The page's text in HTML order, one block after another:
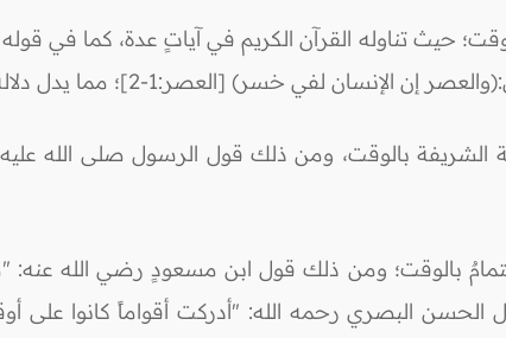
[العصر:1-2]؛ مما يدل دلالةً واضحة، لا تشوبها شائبة على أن للوقت أهمية عظيمة.
الشريفة بالوقت، ومن ذلك قول الرسول صلى الله
بالوقت؛ ومن ذلك قول ابن مسعودٍ رضي الله
الحسن البصري رحمه الله: "أدركت أقواماً كانوا على